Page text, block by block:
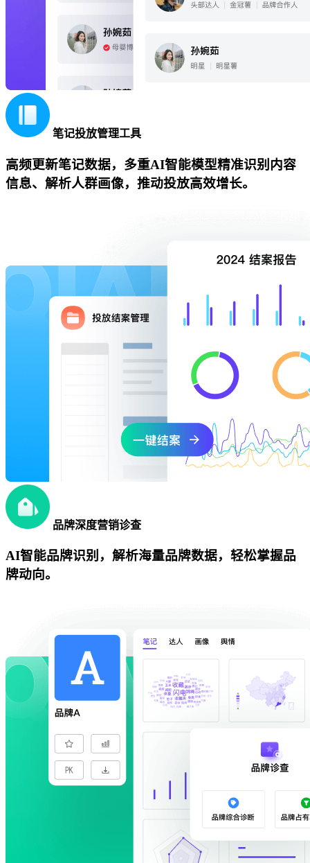
笔记投放管理工具
高频更新笔记数据，多重AI智能模型精准识别内容
信息、解析人群画像，推动投放高效增长。
品牌深度营销诊查
AI智能品牌识别，解析海量品牌数据，轻松掌握品
牌动向。